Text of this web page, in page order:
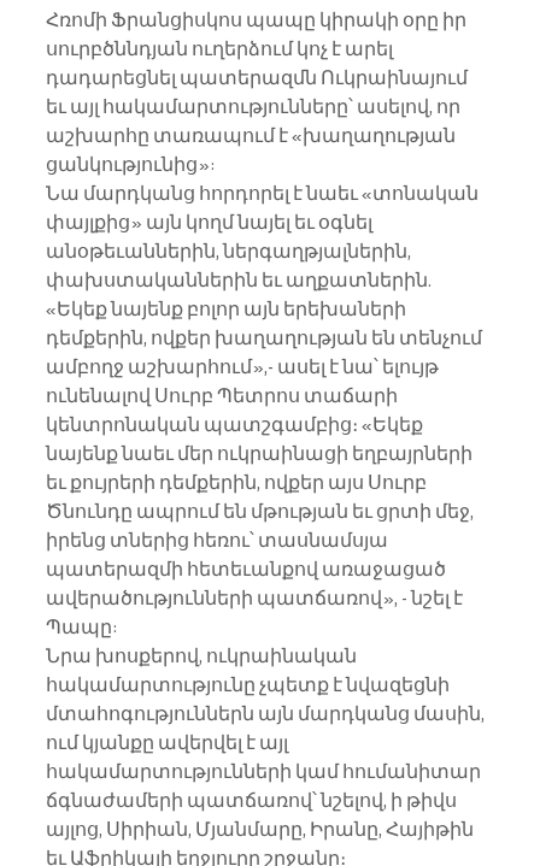
Հռոմի Ֆրանցիսկոս պապը կիրակի օրը իր
սուրբծննդյան ուղերձում կոչ է արել
դադարեցնել պատերազմն Ուկրաինայում
եւ այլ հակամարտությունները՝ ասելով, որ
աշխարհը տառապում է «խաղաղության
ցանկությունից»:
Նա մարդկանց հորդորել է նաեւ «տոնական
փայլքից» այն կողմ նայել եւ օգնել
անօթեւաններին, ներգաղթյալներին,
փախստականներին եւ աղքատներին.
«Եկեք նայենք բոլոր այն երեխաների
դեմքերին, ովքեր խաղաղության են տենչում
ամբողջ աշխարհում»,- ասել է նա՝ ելույթ
ունենալով Սուրբ Պետրոս տաճարի
կենտրոնական պատշգամբից։ «Եկեք
նայենք նաեւ մեր ուկրաինացի եղբայրների
եւ քույրերի դեմքերին, ովքեր այս Սուրբ
Ծնունդը ապրում են մթության եւ ցրտի մեջ,
իրենց տներից հեռու՝ տասնամսյա
պատերազմի հետեւանքով առաջացած
ավերածությունների պատճառով», - նշել է
Պապը:
Նրա խոսքերով, ուկրաինական
հակամարտությունը չպետք է նվազեցնի
մտահոգություններն այն մարդկանց մասին,
ում կյանքը ավերվել է այլ
հակամարտությունների կամ հումանիտար
ճգնաժամերի պատճառով՝ նշելով, ի թիվս
այլոց, Սիրիան, Մյանմարը, Իրանը, Հայիթին
եւ Աֆրիկայի եղջյուրը շրջանը։